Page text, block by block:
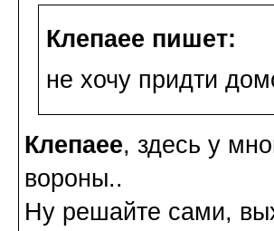
Клепаee пишет:
не хочу придти
Клепаee, здесь у
вороны..
Ну решайте сами,